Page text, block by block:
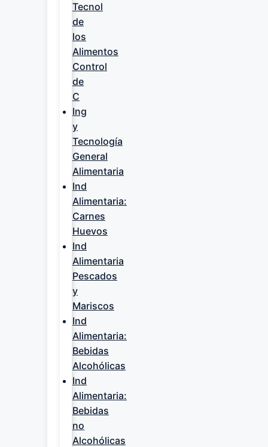
Tecnol
de
los
Alimentos
Control
de
C
Ing
y
Tecnología
General
Alimentaria
Ind
Alimentaria:
Carnes
Huevos
Ind
Alimentaria
Pescados
y
Mariscos
Ind
Alimentaria:
Bebidas
Alcohólicas
Ind
Alimentaria:
Bebidas
no
Alcohólicas